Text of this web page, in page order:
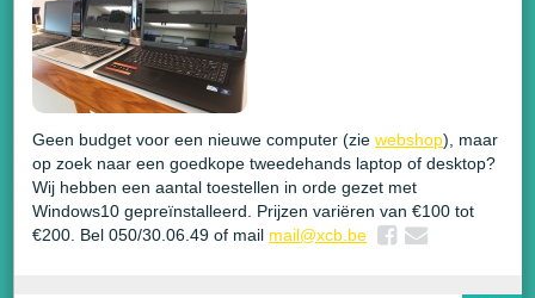
Geen budget voor een nieuwe computer (ziewebshop), maar
op zoek naar een goedkope tweedehands laptop of desktop?
Wij hebben een aantal toestellen in orde gezet met
Windows10 gepreïnstalleerd. Prijzen variëren van €100 tot
€200. Bel 050/30.06.49 of mail mail@xcb.be